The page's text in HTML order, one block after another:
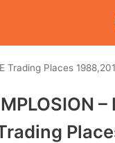
Trading Places